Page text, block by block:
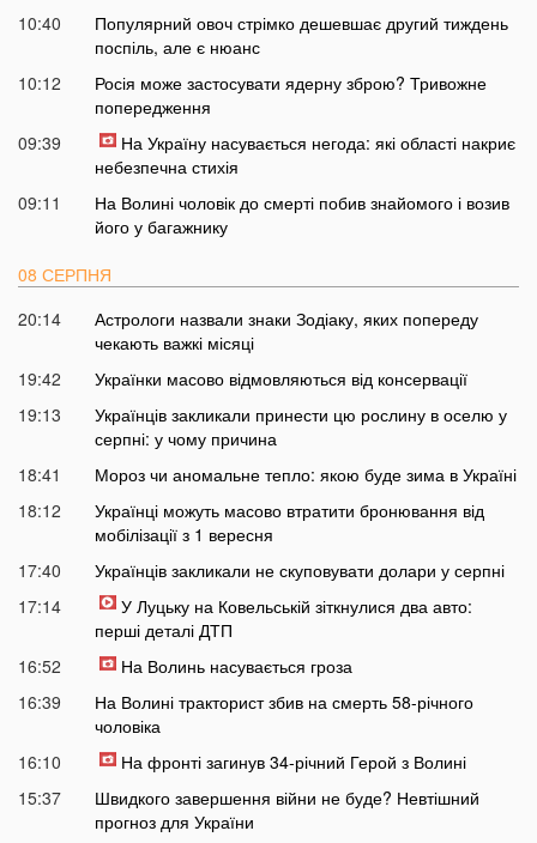
10:40
Популярний овоч стрімко дешевшає другий тиждень
поспіль, але є нюанс
10:12
Росія може застосувати ядерну зброю? Тривожне
попередження
09:39
На Україну насувається негода: які області накриє
небезпечна стихія
09:11
На Волині чоловік до смерті побив знайомого і возив
його у багажнику
08 СЕРПНЯ
20:14
Астрологи назвали знаки Зодіаку, яких попереду
чекають важкі місяці
19:42
Українки масово відмовляються від консервації
19:13
Українців закликали принести цю рослину в оселю у
серпні: у чому причина
18:41
Мороз чи аномальне тепло: якою буде зима в Україні
18:12
Українці можуть масово втратити бронювання від
мобілізації з 1 вересня
17:40
Українців закликали не скуповувати долари у серпні
17:14
У Луцьку на Ковельській зіткнулися два авто:
перші деталі ДТП
16:52
На Волинь насувається гроза
16:39
На Волині тракторист збив на смерть 58-річного
чоловіка
16:10
На фронті загинув 34-річний Герой з Волині
15:37
Швидкого завершення війни не буде? Невтішний
прогноз для України